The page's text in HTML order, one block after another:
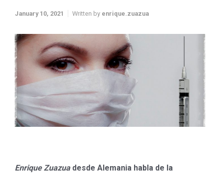
January 10, 2021 Written by enrique.zuazua
Enrique Zuazuadesde Alemania habla de la